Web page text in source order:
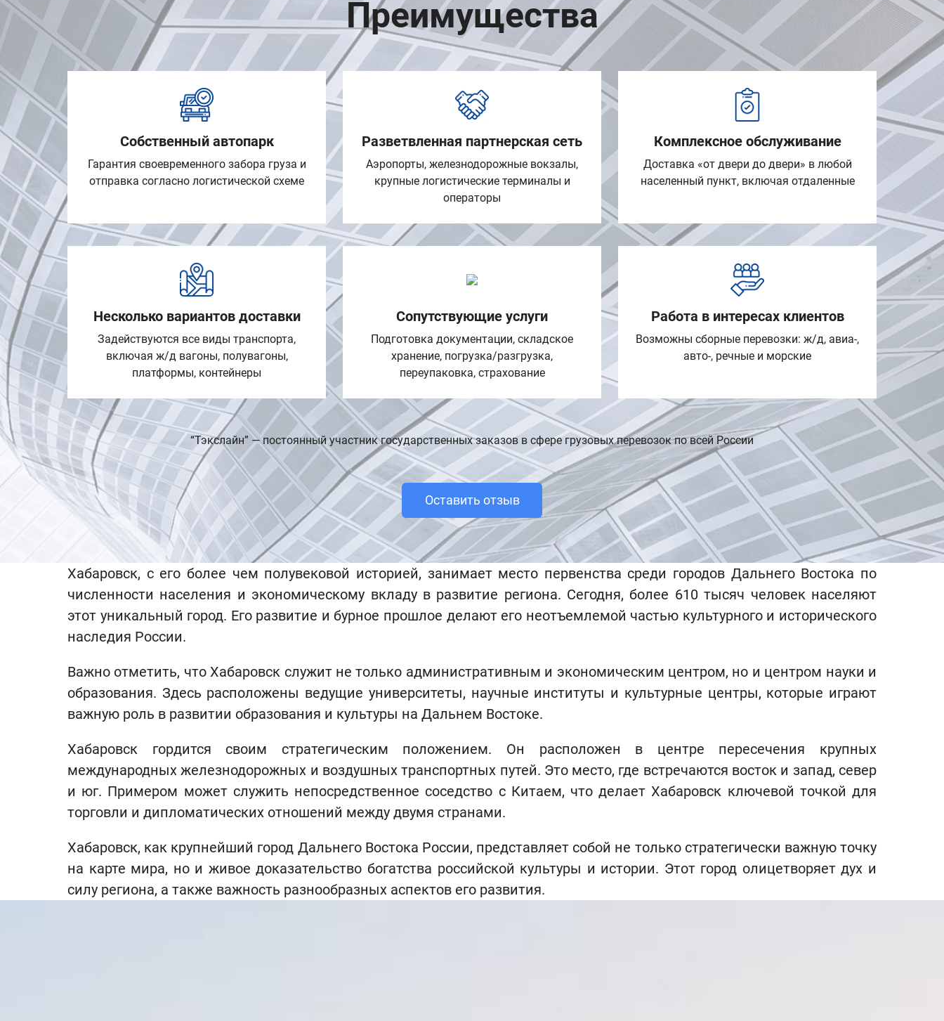
Преимущества
Собственный автопарк
Гарантия своевременного забора груза и
отправка согласно логистической схеме
Разветвленная партнерская сеть
Аэропорты, железнодорожные вокзалы,
крупные логистические терминалы и
операторы
Комплексное обслуживание
Доставка «от двери до двери» в любой
населенный пункт, включая отдаленные
Несколько вариантов доставки
Задействуются все виды транспорта,
включая ж/д вагоны, полувагоны,
платформы, контейнеры
Сопутствующие услуги
Подготовка документации, складское
хранение, погрузка/разгрузка,
переупаковка, страхование
Работа в интересах клиентов
Возможны сборные перевозки: ж/д, авиа-,
авто-, речные и морские
“Тэкслайн” — постоянный участник государственных заказов в сфере грузовых перевозок по всей России
Оставить отзыв
Хабаровск, с его более чем полувековой историей, занимает место первенства среди городов Дальнего Востока по
численности населения и экономическому вкладу в развитие региона. Сегодня, более 610 тысяч человек населяют
этот уникальный город. Его развитие и бурное прошлое делают его неотъемлемой частью культурного и исторического
наследия России.
Важно отметить, что Хабаровск служит не только административным и экономическим центром, но и центром науки и
образования. Здесь расположены ведущие университеты, научные институты и культурные центры, которые играют
важную роль в развитии образования и культуры на Дальнем Востоке.
Хабаровск гордится своим стратегическим положением. Он расположен в центре пересечения крупных
международных железнодорожных и воздушных транспортных путей. Это место, где встречаются восток и запад, север
и юг. Примером может служить непосредственное соседство с Китаем, что делает Хабаровск ключевой точкой для
торговли и дипломатических отношений между двумя странами.
Хабаровск, как крупнейший город Дальнего Востока России, представляет собой не только стратегически важную точку
на карте мира, но и живое доказательство богатства российской культуры и истории. Этот город олицетворяет дух и
силу региона, а также важность разнообразных аспектов его развития.